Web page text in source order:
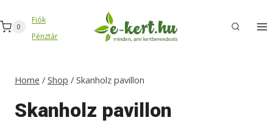
to
content
0
Fiók
Pénztár
Home / Shop / Skanholz pavillon
Skanholz pavillon